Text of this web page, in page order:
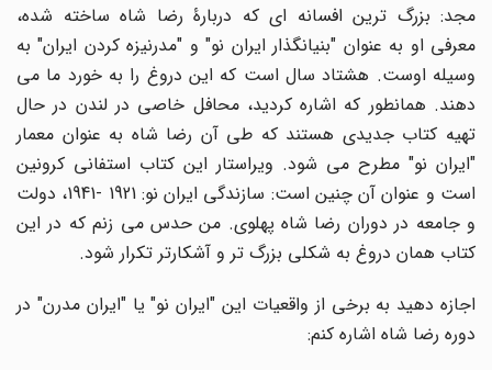
مجد: بزرگ ترین افسانه ای که دربارۀ رضا شاه ساخته شده،
معرفی او به عنوان "بنیانگذار ایران نو" و "مدرنیزه کردن ایران" به
وسیله اوست. هشتاد سال است که این دروغ را به خورد ما می
دهند. همانطور که اشاره کردید، محافل خاصی در لندن در حال
تهیه کتاب جدیدی هستند که طی آن رضا شاه به عنوان معمار
"ایران نو" مطرح می شود. ویراستار این کتاب استفانی کرونین
است و عنوان آن چنین است: سازندگی ایران نو: 1921 -1941، دولت
و جامعه در دوران رضا شاه پهلوی. من حدس می زنم که در این
کتاب همان دروغ به شکلی بزرگ تر و آشکارتر تکرار شود.
اجازه دهید به برخی از واقعیات این "ایران نو" یا "ایران مدرن" در
دوره رضا شاه اشاره کنم: